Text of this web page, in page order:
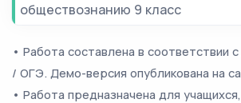
обществознанию 9 класс
• Работа составлена в соответствии
/ ОГЭ. Демо-версия опубликована на
• Работа предназначена для